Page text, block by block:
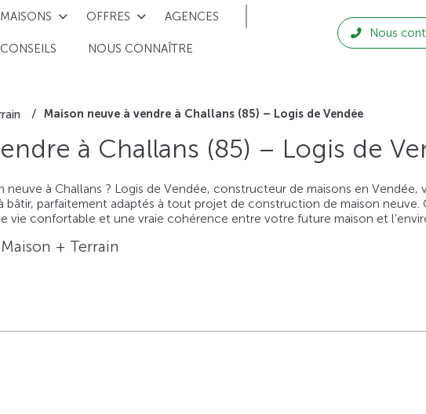
MAISONS OFFRES AGENCES
CONSEILS NOUS CONNAÎTRE
Nous
Maison neuve à vendre à Challans (85) – Logis de Vendée
à Challans (85) – Logis de
neuve à Challans ? Logis de Vendée, constructeur de maisons en
bâtir, parfaitement adaptés à tout projet de construction de maison neuve.
vie confortable et une vraie cohérence entre votre future maison et
+ Terrain